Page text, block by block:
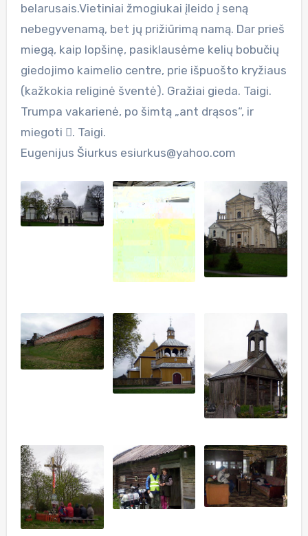
belarusais.Vietiniai žmogiukai įleido į seną
nebegyvenamą, bet jų prižiūrimą namą. Dar prieš
miegą, kaip lopšinę, pasiklausėme kelių bobučių
giedojimo kaimelio centre, prie išpuošto kryžiaus
(kažkokia religinė šventė). Gražiai gieda. Taigi.
Trumpa vakarienė, po šimtą „ant drąsos“, ir
miegoti . Taigi.
Eugenijus Šiurkus esiurkus@yahoo.com